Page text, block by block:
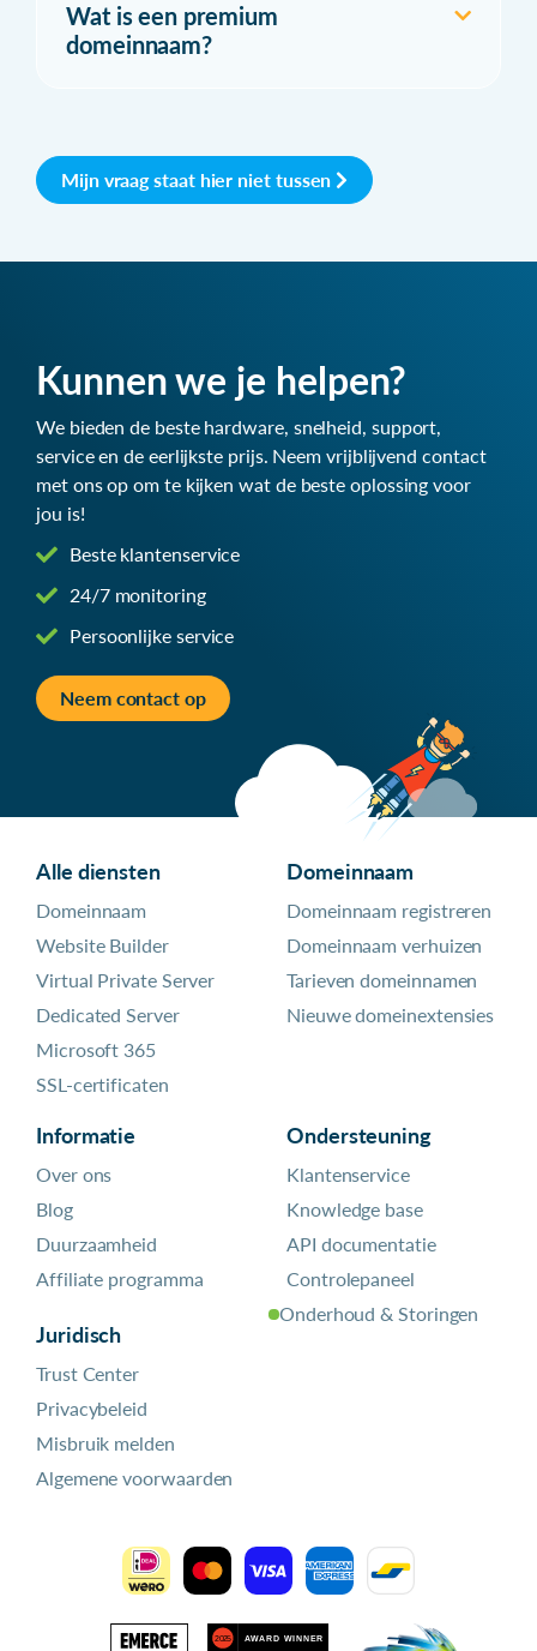
Wat is een premium
domeinnaam?
Mijn vraag staat hier niet tussen
Kunnen we je helpen?
We bieden de beste hardware, snelheid, support,
service en de eerlijkste prijs. Neem vrijblijvend contact
met ons op om te kijken wat de beste oplossing voor
jou is!
Beste klantenservice
24/7 monitoring
Persoonlijke service
Neem contact op
Alle diensten
Domeinnaam
Website Builder
Virtual Private Server
Dedicated Server
Microsoft 365
SSL-certificaten
Domeinnaam
Domeinnaam registreren
Domeinnaam verhuizen
Tarieven domeinnamen
Nieuwe domeinextensies
Informatie
Over ons
Blog
Duurzaamheid
Affiliate programma
Juridisch
Trust Center
Privacybeleid
Misbruik melden
Algemene voorwaarden
Ondersteuning
Klantenservice
Knowledge base
API documentatie
Controlepaneel
Onderhoud & Storingen